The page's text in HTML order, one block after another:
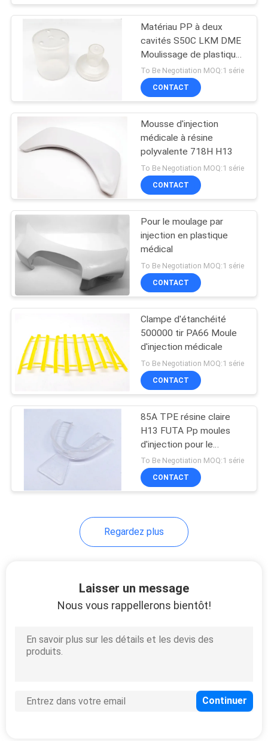
insertion en
plastique
Produits
transparents
Moule d'injection de
fil
Traitement des
composants sur
mesure
par injection de
La lingotière de
moulage mécanique
Matériau PP à deux
cavités S50C LKM DME
Moulissage de plastique
médical
To Be Negotiation MOQ:1 série
CONTACT
Mousse d'injection
médicale à résine
polyvalente 718H H13
To Be Negotiation MOQ:1 série
CONTACT
Pour le moulage par
injection en plastique
médical
To Be Negotiation MOQ:1 série
CONTACT
Clampe d'étanchéité
500000 tir PA66 Moule
d'injection médicale
To Be Negotiation MOQ:1 série
CONTACT
85A TPE résine claire
H13 FUTA Pp moules
d'injection pour le
traitement médical
To Be Negotiation MOQ:1 série
CONTACT
Regardez plus
Laisser un message
Nous vous rappellerons bientôt!